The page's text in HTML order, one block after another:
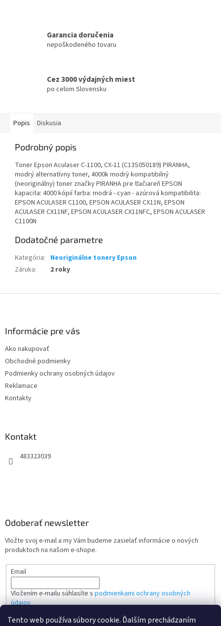
Tento web používa súbory cookie. Ďalším prechádzaním
Garancia doručenia
nepoškodeného tovaru
Cez 3000 výdajných miest
po celom Slovensku
Popis Diskusia
Podrobný popis
Toner Epson Aculaser C-1100, CX-11 (C13S050189) PIRANHA,
modrý alternatívny toner, 4000k modrý kompatibilný
(neoriginálny) toner značky PIRANHA pre tlačiareň EPSON
kapacita: 4000 kópií farba: modrá - cyan - azúrová kompatibilita:
EPSON ACULASER C1100, EPSON ACULASER CX11N, EPSON
ACULASER CX11NF, EPSON ACULASER CX11NFC, EPSON ACULASER
C1100N
Dodatočné parametre
Kategória: Neoriginálne tonery Epson
Záruka: 2 roky
Informácie pre vás
Ako nakupovať
Obchodné podmienky
Podmienky ochrany osobných údajov
Reklamace
Kontakty
Kontakt
483323039
Odoberať newsletter
Vložte svoj e-mail a my Vám budeme zasielať informácie o nových
produktoch na našom e-shope.
Email
Vložením e-mailu súhlasíte s podmienkami ochrany osobných
údajov